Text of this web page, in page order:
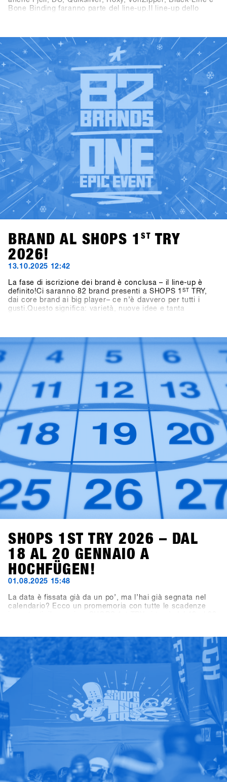
Bone Binding faranno parte del line-up.Il line-up dello
presenti al SHOPS 1
TRY 2026!👉 Scopri tutti i brand
partecipanti nella Brandlist aggiornata.
BRAND AL SHOPS 1 ST TRY
2026!
13.10.2025 12:42
La fase di iscrizione dei brand è conclusa – il line-up è
definito!Ci saranno 82 brand presenti a SHOPS 1 ST
TRY,
dai core brand ai big player– ce n’è davvero per tutti i
gusti.Questo significa: varietà, nuove idee e tanta
SHOPS 1ST TRY 2026 – DAL
18 AL 20 GENNAIO A
HOCHFÜGEN!
01.08.2025 15:48
La data è fissata già da un po’, ma l’hai già segnata nel
calendario? Ecco un promemoria con tutte le scadenze
settembre 2025, mentre la registrazione per i negozi aprirà
il 7 novembre 2025.Un consiglio per tutti i negozi:
iscrivetevi entro le prime tre settimane per approfittare
dell’Early Bird Package con 2×2 lift pass di due giorni e
voucher per bevande per due membri del vostro team.
Offerta valida per tutte le iscrizioni entro il 28 novembre
2025.Good times con shredding, check, confronto e high-
five – il meeting business più rilassato dell’anno da non
perdere. Ci vediamo a Hochfügen!